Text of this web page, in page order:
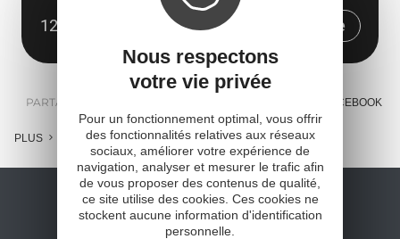
12200 Le Bas Ségala
Obtenir l'itinéraire
PARTAGER : FACEBOOK
PLUS
Nous respectons
votre vie privée
Pour un fonctionnement optimal, vous offrir
des fonctionnalités relatives aux réseaux
sociaux, améliorer votre expérience de
navigation, analyser et mesurer le trafic afin
de vous proposer des contenus de qualité,
ce site utilise des cookies. Ces cookies ne
stockent aucune information d'identification
personnelle.